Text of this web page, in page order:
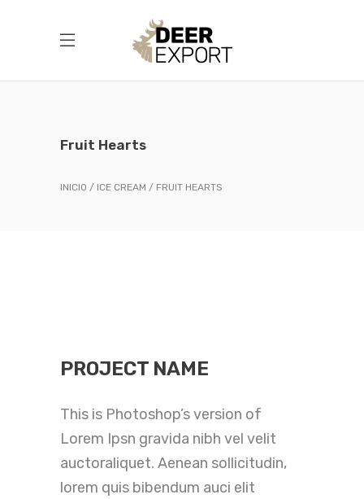
Fruit Hearts
INICIO ICE CREAM FRUIT HEARTS
PROJECT NAME
This is Photoshop’s version of
Lorem Ipsn gravida nibh vel velit
auctoraliquet. Aenean sollicitudin,
lorem quis bibendum auci elit